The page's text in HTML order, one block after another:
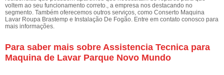
voltem ao seu funcionamento correto., a empresa nos destacando no
segmento. Também oferecemos outros serviços, como Conserto Maquina
Lavar Roupa Brastemp e Instalação De Fogão. Entre em contato conosco para
mais informações.
Para saber mais sobre Assistencia Tecnica para
Maquina de Lavar Parque Novo Mundo